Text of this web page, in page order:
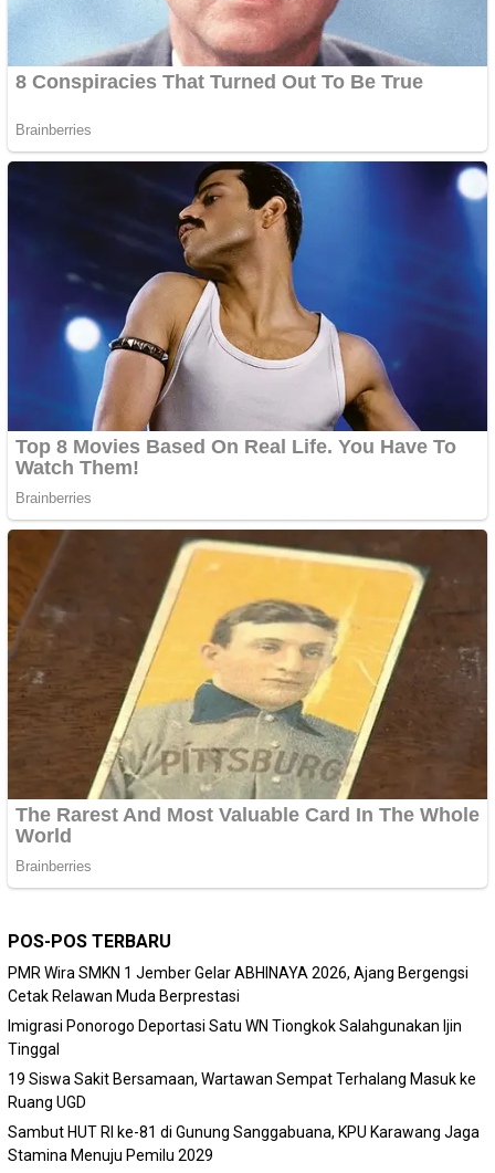
POS-POS TERBARU
PMR Wira SMKN 1 Jember Gelar ABHINAYA 2026, Ajang Bergengsi
Cetak Relawan Muda Berprestasi
Imigrasi Ponorogo Deportasi Satu WN Tiongkok Salahgunakan Ijin
Tinggal
19 Siswa Sakit Bersamaan, Wartawan Sempat Terhalang Masuk ke
Ruang UGD
Sambut HUT RI ke-81 di Gunung Sanggabuana, KPU Karawang Jaga
Stamina Menuju Pemilu 2029